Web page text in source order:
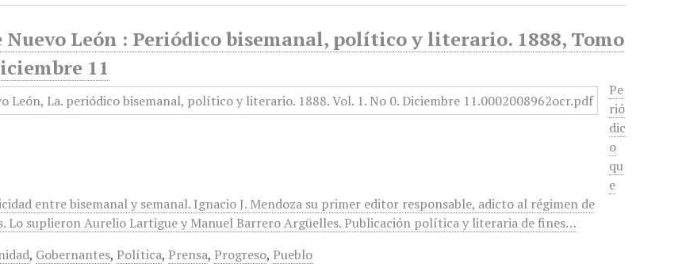
Nuevo León : Periódico bisemanal, político y literario. 1888, Tomo
11
Pe
rió
dic
o
qu
e
entre bisemanal y semanal. Ignacio J. Mendoza su primer editor responsable, adicto al régimen de
Lo suplieron Aurelio Lartigue y Manuel Barrero Argüelles. Publicación política y literaria de fines…
, Gobernantes, Política, Prensa, Progreso, Pueblo